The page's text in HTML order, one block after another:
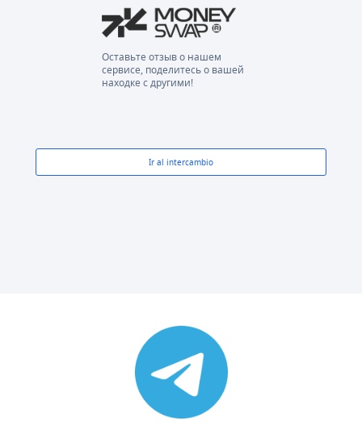
Оставьте отзыв о нашем
сервисе, поделитесь о вашей
находке с другими!
Ir al intercambio